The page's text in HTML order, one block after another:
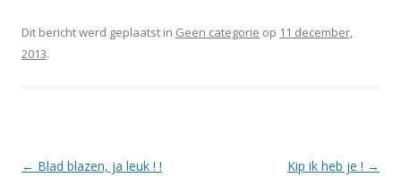
Dit bericht werd geplaatst in Geen categorie op 11 december,
2013.
Berichtnavigatie
← Blad blazen, ja leuk ! ! Kip ik heb je ! →